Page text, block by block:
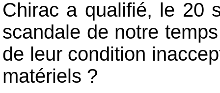
Chirac a qualifié, le 20
scandale de notre
de leur condition
matériels ?